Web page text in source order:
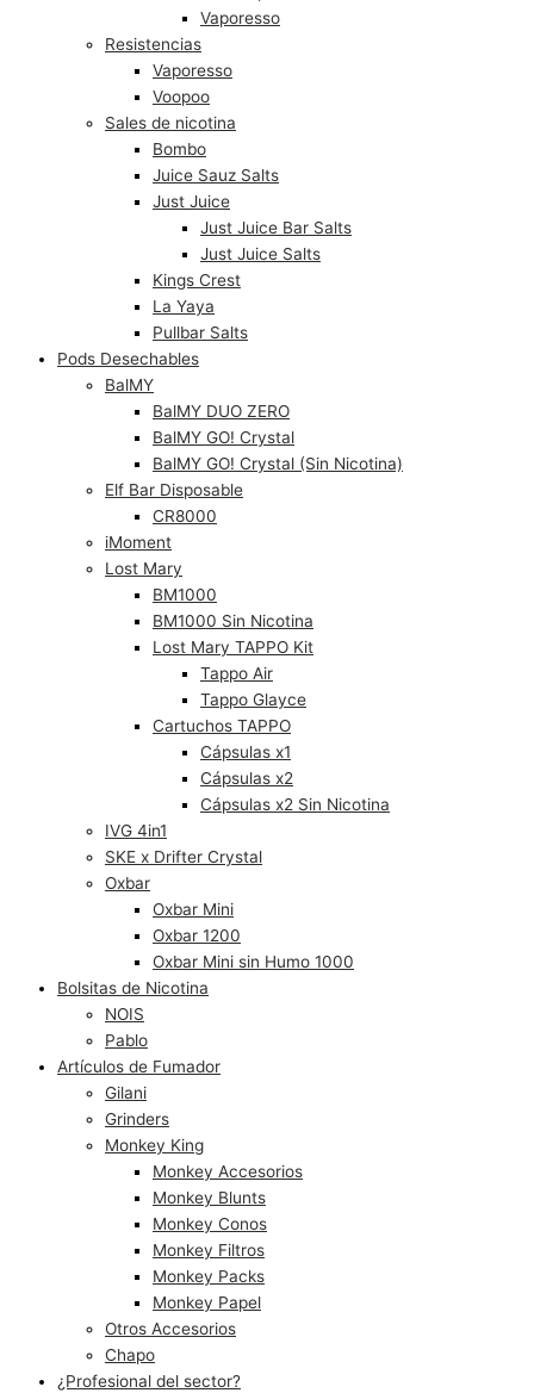
Vaporesso
Resistencias
Vaporesso
Voopoo
Sales de nicotina
Bombo
Juice Sauz Salts
Just Juice
Just Juice Bar Salts
Just Juice Salts
Kings Crest
La Yaya
Pullbar Salts
Pods Desechables
BalMY
BalMY DUO ZERO
BalMY GO! Crystal
BalMY GO! Crystal (Sin Nicotina)
Elf Bar Disposable
CR8000
iMoment
Lost Mary
BM1000
BM1000 Sin Nicotina
Lost Mary TAPPO Kit
Tappo Air
Tappo Glayce
Cartuchos TAPPO
Cápsulas x1
Cápsulas x2
Cápsulas x2 Sin Nicotina
IVG 4in1
SKE x Drifter Crystal
Oxbar
Oxbar Mini
Oxbar 1200
Oxbar Mini sin Humo 1000
Bolsitas de Nicotina
NOIS
Pablo
Artículos de Fumador
Gilani
Grinders
Monkey King
Monkey Accesorios
Monkey Blunts
Monkey Conos
Monkey Filtros
Monkey Packs
Monkey Papel
Otros Accesorios
Chapo
¿Profesional del sector?